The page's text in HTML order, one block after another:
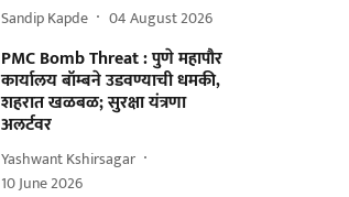
Sandip Kapde 04 August 2026
PMC Bomb Threat : पुणे महापौर
कार्यालय बॉम्बने उडवण्याची धमकी,
शहरात खळबळ; सुरक्षा यंत्रणा
अलर्टवर
Yashwant Kshirsagar
10 June 2026